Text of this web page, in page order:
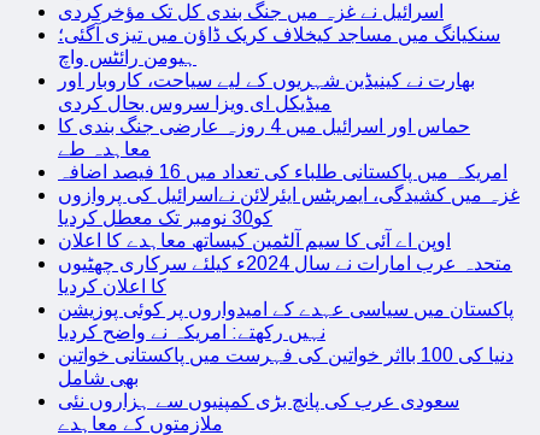
اسرائیل نے غزہ میں جنگ بندی کل تک مؤخرکردی
سنکیانگ میں مساجد کیخلاف کریک ڈاؤن میں تیزی آگئی؛
ہیومن رائٹس واچ
بھارت نے کینیڈین شہریوں کے لیے سیاحت، کاروبار اور
میڈیکل ای ویزا سروس بحال کردی
حماس اور اسرائیل میں 4 روزہ عارضی جنگ بندی کا
معاہدہ طے
امریکہ میں پاکستانی طلباء کی تعداد میں 16 فیصد اضافہ
غزہ میں کشیدگی، ایمریٹس ایئرلائن نےاسرائیل کی پروازوں
کو30 نومبر تک معطل کردیا
اوپن اے آئی کا سیم آلٹمین کیساتھ معاہدے کا اعلان
متحدہ عرب امارات نے سال 2024ء کیلئے سرکاری چھٹیوں
کا اعلان کردیا
پاکستان میں سیاسی عہدے کے امیدواروں پر کوئی پوزیشن
نہیں رکھتے: امریکہ نے واضح کردیا
دنیا کی 100 بااثر خواتین کی فہرست میں پاکستانی خواتین
بھی شامل
سعودی عرب کی پانچ بڑی کمپنیوں سے ہزاروں نئی
ملازمتوں کے معاہدے